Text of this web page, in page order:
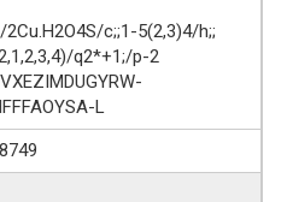
2Cu.H2O4S/c;;1-5(2,3)4/h;;
q2*+1;/p-2
L